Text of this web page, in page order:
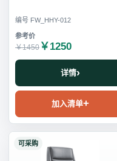
编号 FW_HHY-012
￥1450 ￥1250
详情
加入清单
可采购